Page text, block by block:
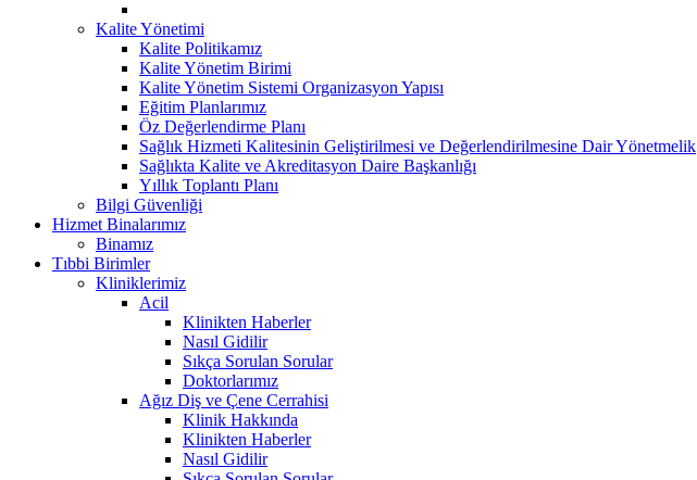
Kalite Yönetimi
Kalite Politikamız
Kalite Yönetim Birimi
Kalite Yönetim Sistemi Organizasyon Yapısı
Eğitim Planlarımız
Öz Değerlendirme Planı
Sağlık Hizmeti Kalitesinin Geliştirilmesi ve Değerlendirilmesine Dair Yönetmelik
Sağlıkta Kalite ve Akreditasyon Daire Başkanlığı
Yıllık Toplantı Planı
Bilgi Güvenliği
Hizmet Binalarımız
Binamız
Tıbbi Birimler
Kliniklerimiz
Acil
Klinikten Haberler
Nasıl Gidilir
Sıkça Sorulan Sorular
Doktorlarımız
Ağız Diş ve Çene Cerrahisi
Klinik Hakkında
Klinikten Haberler
Nasıl Gidilir